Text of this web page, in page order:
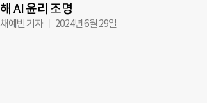
해 AI 윤리 조명
채예빈 기자 2024년 6월 29일